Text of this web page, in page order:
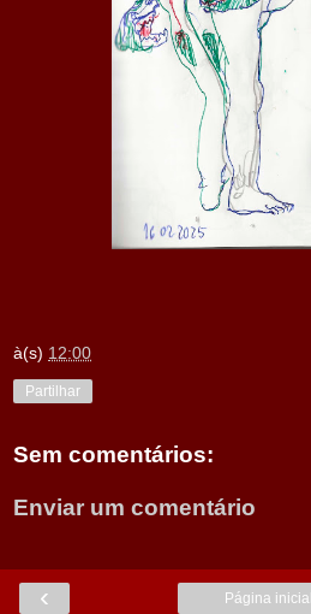
à(s) 12:00
Partilhar
Sem comentários:
Enviar um comentário
‹ Página inicial